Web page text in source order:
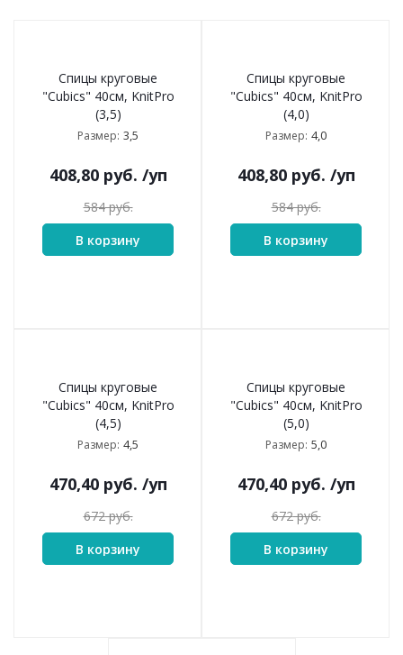
Спицы круговые
"Cubics" 40см, KnitPro
(3,5)
Размер: 3,5
408,80руб. /уп
584руб.
В корзину
Спицы круговые
"Cubics" 40см, KnitPro
(4,0)
Размер: 4,0
408,80руб. /уп
584руб.
В корзину
Спицы круговые
"Cubics" 40см, KnitPro
(4,5)
Размер: 4,5
470,40руб. /уп
672руб.
В корзину
Спицы круговые
"Cubics" 40см, KnitPro
(5,0)
Размер: 5,0
470,40руб. /уп
672руб.
В корзину